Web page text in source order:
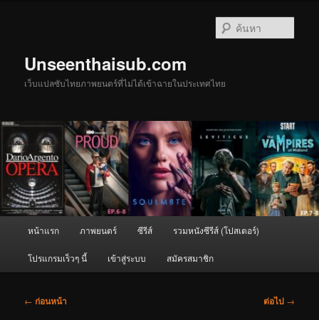
Unseenthaisub.com
เว็บแปลซับไทยภาพยนตร์ที่ไม่ได้เข้าฉายในประเทศไทย
หน้าแรก ภาพยนตร์ ซีรีส์ รวมหนังซีรีส์ (โปสเตอร์)
โปรแกรมเร็วๆ นี้ เข้าสู่ระบบ สมัครสมาชิก
เมนู
← ก่อนหน้า ต่อไป →